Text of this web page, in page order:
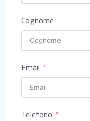
Cognome
Email
Telefono